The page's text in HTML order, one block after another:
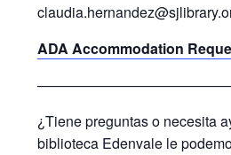
ADA Accommodation
¿Tiene preguntas o necesita
biblioteca Edenvale le